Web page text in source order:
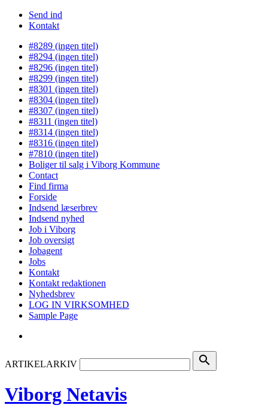
Send ind
Kontakt
#8289 (ingen titel)
#8294 (ingen titel)
#8296 (ingen titel)
#8299 (ingen titel)
#8301 (ingen titel)
#8304 (ingen titel)
#8307 (ingen titel)
#8311 (ingen titel)
#8314 (ingen titel)
#8316 (ingen titel)
#7810 (ingen titel)
Boliger til salg i Viborg Kommune
Contact
Find firma
Forside
Indsend læserbrev
Indsend nyhed
Job i Viborg
Job oversigt
Jobagent
Jobs
Kontakt
Kontakt redaktionen
Nyhedsbrev
LOG IN VIRKSOMHED
Sample Page
ARTIKELARKIV search
Viborg Netavis